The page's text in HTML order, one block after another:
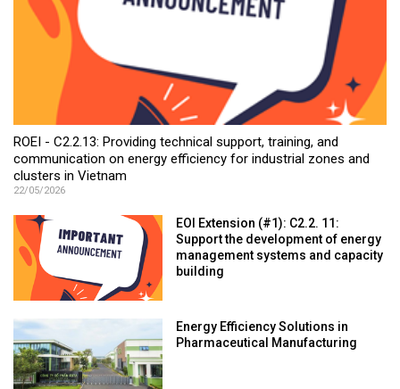
ROEI - C2.2.13: Providing technical support, training, and
communication on energy efficiency for industrial zones and
clusters in Vietnam
22/05/2026
EOI Extension (#1): C2.2. 11:
Support the development of energy
management systems and capacity
building
Energy Efficiency Solutions in
Pharmaceutical Manufacturing